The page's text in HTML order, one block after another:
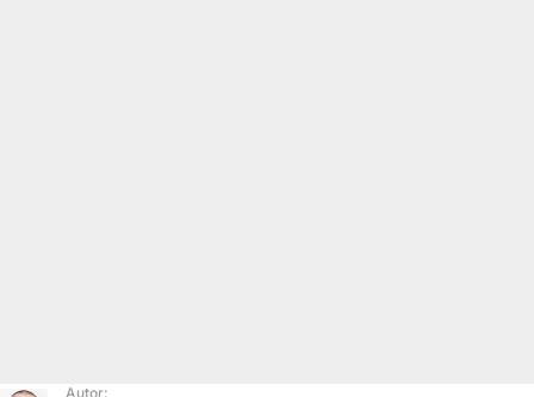
Autor: